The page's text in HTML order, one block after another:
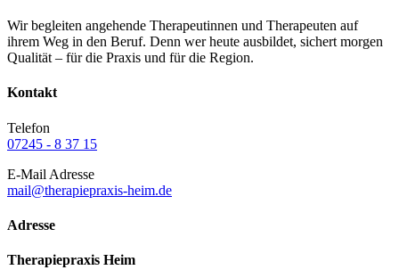
Wir begleiten angehende Therapeutinnen und Therapeuten auf
ihrem Weg in den Beruf. Denn wer heute ausbildet, sichert morgen
Qualität – für die Praxis und für die Region.
Kontakt
Telefon
07245 - 8 37 15
E-Mail Adresse
mail@therapiepraxis-heim.de
Adresse
Therapiepraxis Heim